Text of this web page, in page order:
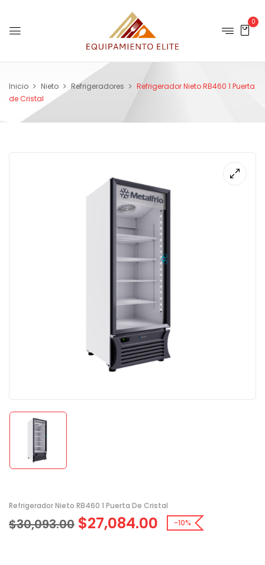
0
Inicio Nieto Refrigeradores
Refrigerador Nieto RB460 1 Puerta
de Cristal
Refrigerador Nieto RB460 1 Puerta De Cristal
$30,093.00 $27,084.00 -10%